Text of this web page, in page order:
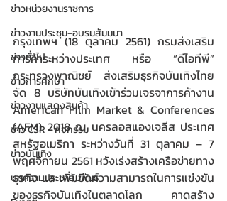
ข่าวหน่วยงานราชการ
ข่าวงานประชุม-อบรมสัมมนา
ข่าวทั่วไป
ข่าวการศึกษา
ข่าวงานแสดงสินค้า
ข่าว CSR - กิจกรรม
ข่าวบันเทิง
บทความประชาสัมพันธ์
กรุงเทพฯ (18 ตุลาคม 2561) กรมส่งเสริม
การค้าระหว่างประเทศ หรือ “ดีไอทีพี”
กระทรวงพาณิชย์ ส่งเสริมธุรกิจบันเทิงไทย
จัด 8 บริษัทบันเทิงเข้าร่วมเจรจาการค้างาน
American Film Market & Conferences
(AFM) 2018 ณ นครลอสแองเจลีส ประเทศ
สหรัฐอเมริกา ระหว่างวันที่ 31 ตุลาคม – 7
พฤศจิกายน 2561 หวังเร่งสร้างเครือข่ายทาง
ธุรกิจ และเพิ่มขีดความสามารถในการแข่งขัน
ของธุรกิจบันเทิงในตลาดโลก คาดสร้าง